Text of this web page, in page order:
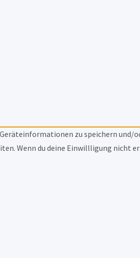
zu speichern
Wenn du deine Einwillligung